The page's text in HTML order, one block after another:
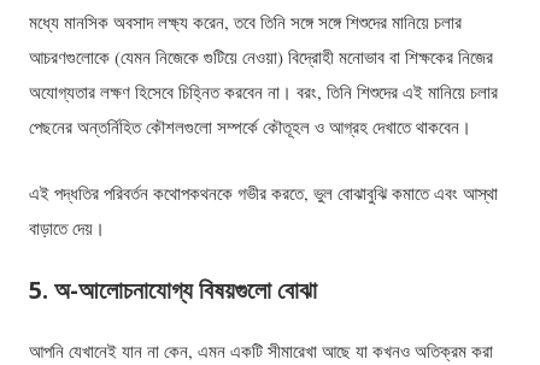
মধ্যে মানসিক অবসাদ লক্ষ্য করেন, তবে তিনি সঙ্গে সঙ্গে শিশুদের মানিয়ে চলার
আচরণগুলোকে (যেমন নিজেকে গুটিয়ে নেওয়া) বিদ্রোহী মনোভাব বা শিক্ষকের নিজের
অযোগ্যতার লক্ষণ হিসেবে চিহ্নিত করবেন না। বরং, তিনি শিশুদের এই মানিয়ে চলার
পেছনের অন্তর্নিহিত কৌশলগুলো সম্পর্কে কৌতূহল ও আগ্রহ দেখাতে থাকবেন।
এই পদ্ধতির পরিবর্তন কথোপকথনকে গভীর করতে, ভুল বোঝাবুঝি কমাতে এবং আস্থা
বাড়াতে দেয়।
5. অ-আলোচনাযোগ্য বিষয়গুলো বোঝা
আপনি যেখানেই যান না কেন, এমন একটি সীমারেখা আছে যা কখনও অতিক্রম করা